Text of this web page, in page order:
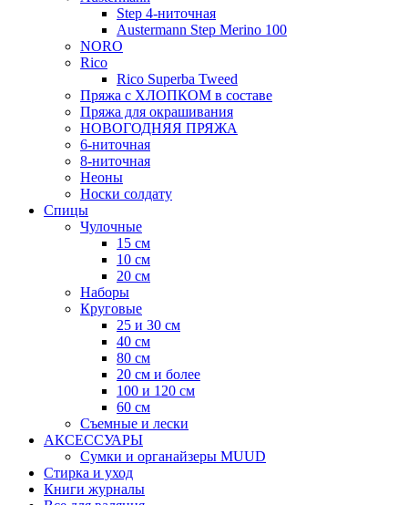
Step 4-ниточная
Austermann Step Merino 100
NORO
Rico
Rico Superba Tweed
Пряжа с ХЛОПКОМ в составе
Пряжа для окрашивания
НОВОГОДНЯЯ ПРЯЖА
6-ниточная
8-ниточная
Неоны
Носки солдату
Спицы
Чулочные
15 см
10 см
20 см
Наборы
Круговые
25 и 30 см
40 см
80 см
20 см и более
100 и 120 см
60 см
Съемные и лески
АКСЕССУАРЫ
Сумки и органайзеры MUUD
Стирка и уход
Книги журналы